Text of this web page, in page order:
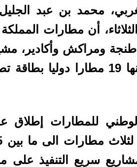
محمد بن عبد
أن مطارات
ومراكش وأكادير،
أن المغرب يتوفر على 25 مطارا منها 19 مطارا
للمطارات إطلاق